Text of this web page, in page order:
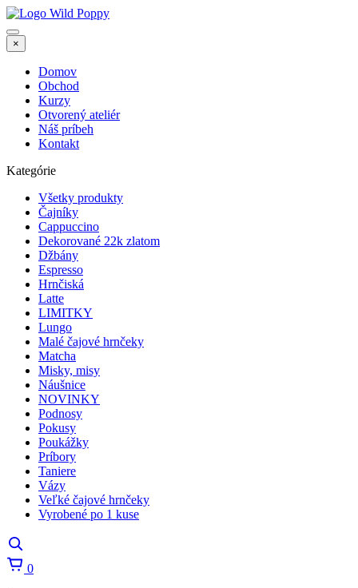
×
Domov
Obchod
Kurzy
Otvorený ateliér
Náš príbeh
Kontakt
Kategórie
Všetky produkty
Čajníky
Cappuccino
Dekorované 22k zlatom
Džbány
Espresso
Hrnčiská
Latte
LIMITKY
Lungo
Malé čajové hrnčeky
Matcha
Misky, misy
Náušnice
NOVINKY
Podnosy
Pokusy
Poukážky
Príbory
Taniere
Vázy
Veľké čajové hrnčeky
Vyrobené po 1 kuse
0